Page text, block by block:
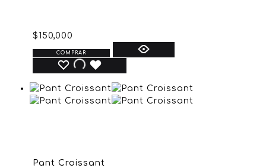
$150,000
COMPRAR
Pant Croissant